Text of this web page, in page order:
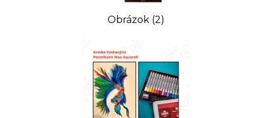
Obrázok (2)